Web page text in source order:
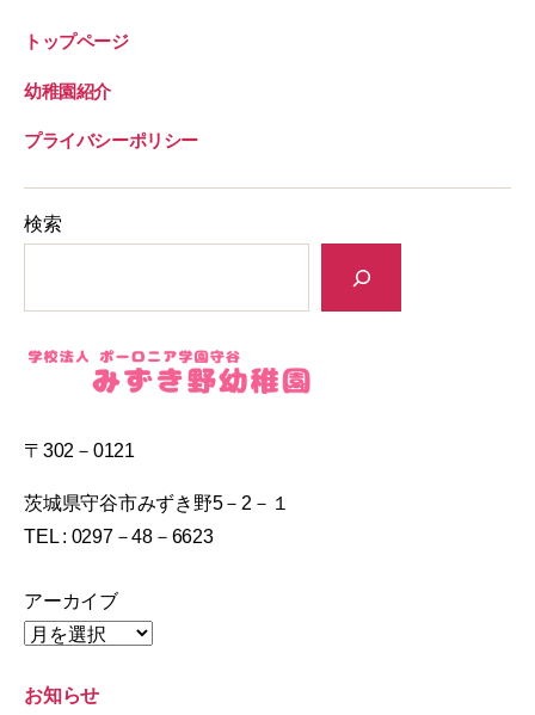
トップページ
幼稚園紹介
プライバシーポリシー
検索
〒302－0121
茨城県守谷市みずき野5－2－１
TEL : 0297－48－6623
アーカイブ
お知らせ